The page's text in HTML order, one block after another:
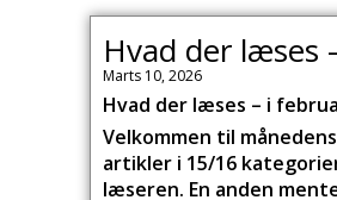
Hvad der læses
Marts 10, 2026
Hvad der læses – i
Velkommen til
artikler i 15/16
læseren. En anden